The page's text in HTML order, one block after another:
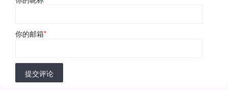
你的邮箱*
提交评论